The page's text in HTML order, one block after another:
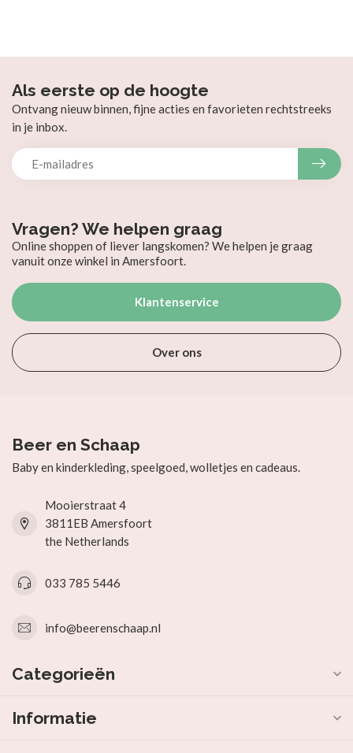
Vragen? We helpen graag
Online shoppen of liever langskomen? We helpen je graag
vanuit onze winkel in Amersfoort.
Klantenservice
Over ons
Als eerste op de hoogte
Ontvang nieuw binnen, fijne acties en favorieten rechtstreeks
in je inbox.
Beer en Schaap
Baby en kinderkleding, speelgoed, wolletjes en cadeaus.
Mooierstraat 4
3811EB Amersfoort
the Netherlands
033 785 5446
info@beerenschaap.nl
Categorieën
Informatie